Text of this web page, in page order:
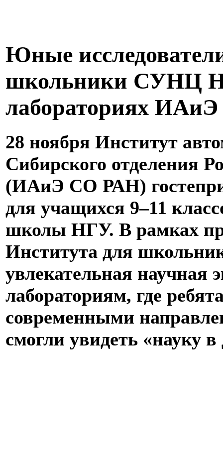
Юные
школьники СУНЦ
лабораториях
28 ноября Институт
Сибирского отделения
(ИАиЭ СО РАН)
для учащихся 9–11
школы НГУ. В рамках
Института для
увлекательная научная
лабораториям, где
современными
смогли увидеть «науку